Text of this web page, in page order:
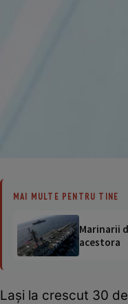
MAI MULTE PENTRU TINE
Marinarii
acestora
Laşi la crescut 30